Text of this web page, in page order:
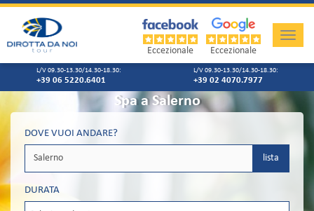
Toggle
Eccezionale Eccezionale
L/V 09.30-13.30/14.30-18.30:
+39 06 5220.6401
L/V 09.30-13.30/14.30-18.30:
+39 02 4070.7977
Spa a Salerno
DOVE VUOI ANDARE?
lista
DURATA